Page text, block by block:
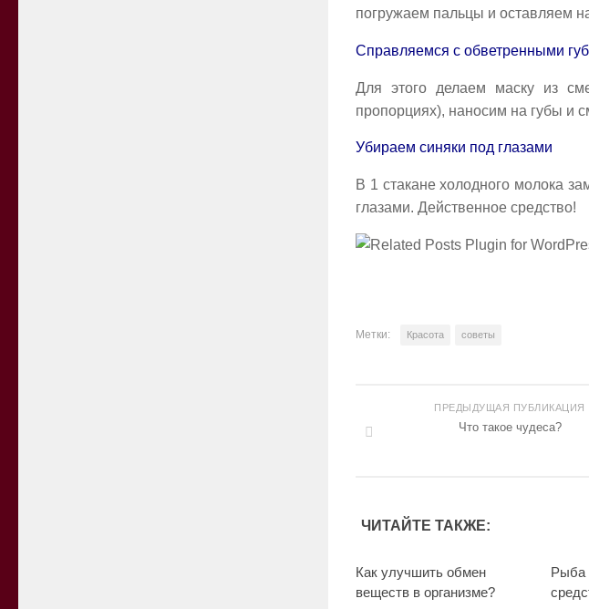
погружаем пальцы и оставляем
Справляемся с обветренными
Для этого делаем маску из
пропорциях), наносим на губы и
Убираем синяки под глазами
В 1 стакане холодного молока
глазами. Действенное средство!
Метки: Красота советы
ПРЕДЫДУЩАЯ ПУБЛИКАЦИЯ
Что такое чудеса?
ЧИТАЙТЕ ТАКЖЕ:
Как улучшить обмен
веществ в организме?
Рыба